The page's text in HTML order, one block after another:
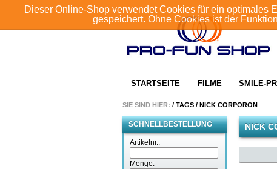
Dieser Online-Shop verwendet Cookies für ein
gespeichert. Ohne Cookies ist der
STARTSEITE FILME SMILE-
SIE SIND HIER: / TAGS / NICK CORPORON
SCHNELLBESTELLUNG
Artikelnr.:
Menge:
NICK